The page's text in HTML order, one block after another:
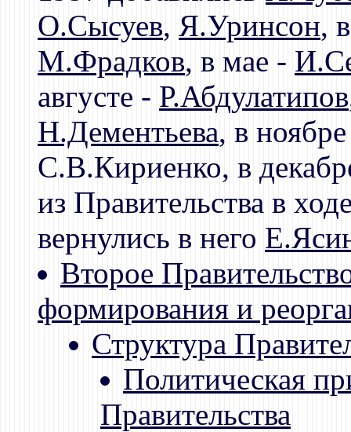
О.Сысуев, Я.Уринсон,
М.Фрадков, в мае -
августе - Р.Абдулатипов
Н.Дементьева, в
С.В.Кириенко, в
из Правительства в
вернулись в него
Второе
формирования и
Структура
Политическая
Правительства